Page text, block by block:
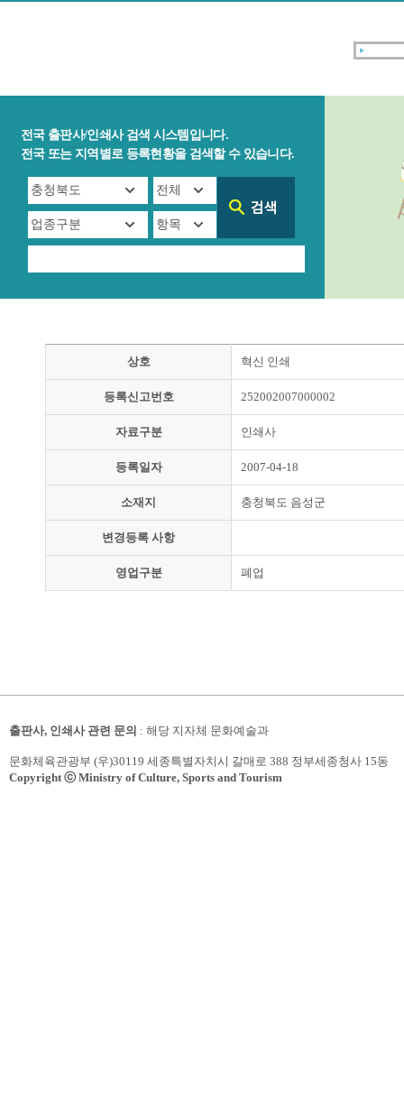
전국 출판사/인쇄사 검색 시스템입니다.
전국 또는 지역별로 등록현황을 검색할 수 있습니다.
상호 혁신 인쇄
등록신고번호 252002007000002
자료구분 인쇄사
등록일자 2007-04-18
소재지 충청북도 음성군
변경등록 사항
영업구분 폐업
출판사, 인쇄사 관련 문의 : 해당 지자체 문화예술과
문화체육관광부 (우)30119 세종특별자치시 갈매로 388 정부세종청사 15동
Copyright ⓒ Ministry of Culture, Sports and Tourism